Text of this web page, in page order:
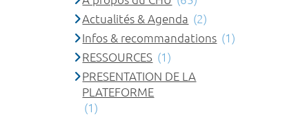
Actualités & Agenda (2)
Infos & recommandations (1)
RESSOURCES (1)
PRESENTATION DE LA
PLATEFORME
(1)